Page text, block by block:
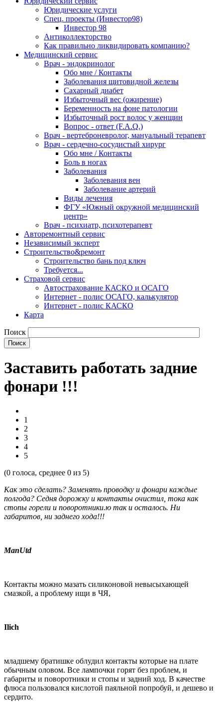
Юридические услуги
Спец. проекты (Инвестор98)
Инвестор 98
Антиколлекторство
Как правильно ликвидировать компанию?
Медицинский сервис
Врач - эндокринолог
Обо мне / Контакты
Заболевания щитовидной железы
Сахарный диабет
Избыточный вес (ожирение)
Беременность на фоне патологии
Избыточный рост волос у женщин
Вопрос - ответ (F.A.Q.)
Врач - вертеброневролог, мануальный терапевт
Врач - сердечно-сосудистый хирург
Обо мне / Контакты
Боль в ногах
Заболевания
Заболевания вен
Заболевание артерий
Виды лечения
ФГУ «Южный окружной медицинский
центр»
Врач - психиатр, психотерапевт
Авторемонтный сервис
Независимый эксперт
Строительство&ремонт
Строительство бань под ключ
Требуется...
Страховой сервис
Автострахование КАСКО и ОСАГО
Интернет - полис ОСАГО, калькулятор
Интернет - полис КАСКО
Карта
Поиск
Заставить работать задние
фонари !!!
1
2
3
4
5
(0 голоса, среднее 0 из 5)
Как это сделать? Заменять проводку и фонари каждые
полгода? Седня дорожку и контакты очистил, тока как
стопы горели и поворотники.ю так и осталось. Ни
габаритов, ни заднего хода!!!
ManUtd
Контакты можно мазать силиконовой невысыхающей
смазкой, а проблему ищи в ЧЯ,
Ilich
младшему братишке облудил контакты которые на плате
обычным оловом. Все лампочки горят без проблем, и
габариты и поворотники и стопы и задний ход. В качестве
флюса пользовался кислотой паяльной попробуй, и дешево и
сердито.